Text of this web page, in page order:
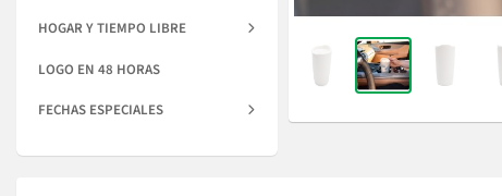
HOGAR Y TIEMPO LIBRE
LOGO EN 48 HORAS
FECHAS ESPECIALES